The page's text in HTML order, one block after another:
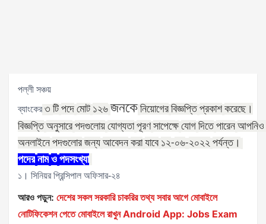
পল্লী সঞ্চয়
ব্যাংকের ৩ টি পদে মোট ১২৬ জনকে নিয়োগের বিজ্ঞপ্তি প্রকাশ করেছে।
বিজ্ঞপ্তি অনুসারে পদগুলোয় যোগ্যতা পূরণ সাপেক্ষে যোগ দিতে পারেন
অনলাইনে পদগুলোর জন্য আবেদন করা যাবে ১২-০৬-২০২২ পর্যন্ত।
পদের নাম ও পদসংখ্যা
১। সিনিয়র প্রিন্সিপাল অফিসার-২৪
আরও পড়ুন: দেশের সকল সরকারি চাকরির তথ্য সবার আগে মোবাইলে
নোটিফিকেশন পেতে মোবাইলে রাখুন Android App: Jobs Exam